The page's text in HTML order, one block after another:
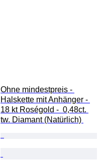
Ohne mindestpreis -
Halskette mit Anhänger -
18 kt Roségold -  0,48ct.
tw. Diamant (Natürlich)